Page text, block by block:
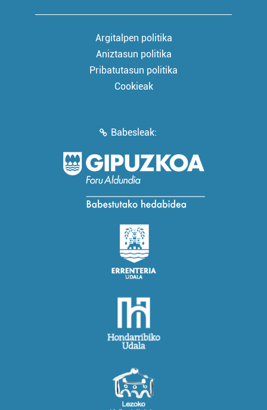
Argitalpen politika
Aniztasun politika
Pribatutasun politika
Cookieak
Babesleak: